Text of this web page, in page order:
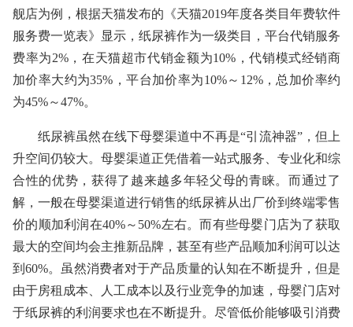
舰店为例，根据天猫发布的《天猫2019年度各类目年费软件
服务费一览表》显示，纸尿裤作为一级类目，平台代销服务
费率为2%，在天猫超市代销金额为10%，代销模式经销商
加价率大约为35%，平台加价率为10%～12%，总加价率约
为45%～47%。
纸尿裤虽然在线下母婴渠道中不再是“引流神器”，但上
升空间仍较大。母婴渠道正凭借着一站式服务、专业化和综
合性的优势，获得了越来越多年轻父母的青睐。而通过了
解，一般在母婴渠道进行销售的纸尿裤从出厂价到终端零售
价的顺加利润在40%～50%左右。而有些母婴门店为了获取
最大的空间均会主推新品牌，甚至有些产品顺加利润可以达
到60%。虽然消费者对于产品质量的认知在不断提升，但是
由于房租成本、人工成本以及行业竞争的加速，母婴门店对
于纸尿裤的利润要求也在不断提升。尽管低价能够吸引消费